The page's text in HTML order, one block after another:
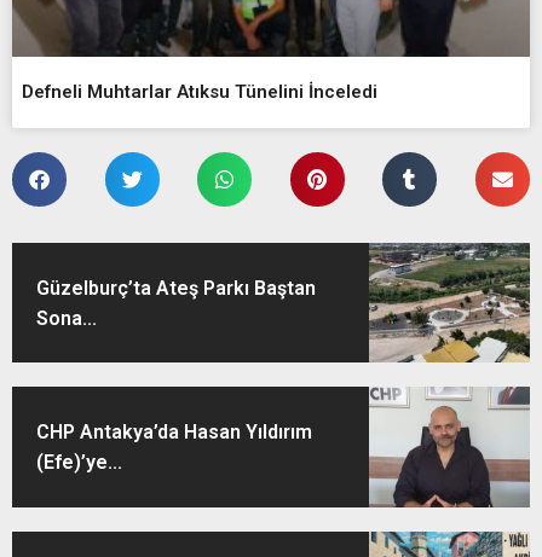
Defneli Muhtarlar Atıksu Tünelini İnceledi
Güzelburç’ta Ateş Parkı Baştan
Sona...
CHP Antakya’da Hasan Yıldırım
(Efe)’ye...